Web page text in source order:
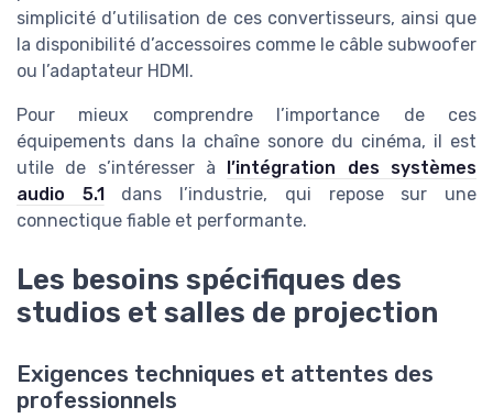
simplicité d’utilisation de ces convertisseurs, ainsi que
la disponibilité d’accessoires comme le câble subwoofer
ou l’adaptateur HDMI.
Pour mieux comprendre l’importance de ces
équipements dans la chaîne sonore du cinéma, il est
utile de s’intéresser à l’intégration des systèmes
audio 5.1dans l’industrie, qui repose sur une
connectique fiable et performante.
Les besoins spécifiques des
studios et salles de projection
Exigences techniques et attentes des
professionnels